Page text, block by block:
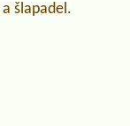
šlapadel.